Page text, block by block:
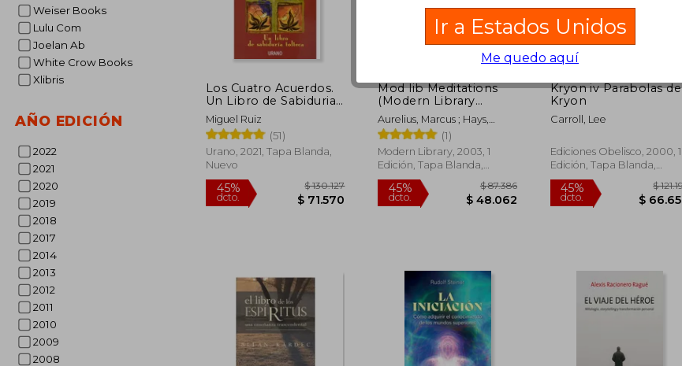
Weiser Books
Lulu Com
Joelan Ab
White Crow Books
Xlibris
AÑO EDICIÓN
2022
2021
2020
2019
2018
2017
2014
2013
2012
2011
2010
2009
2008
45%
dcto.
45%
dcto.
$ 123.588
$ 67.973
45%
dcto.
Los Cuatro Acuerdos.
Un Libro de Sabiduria
Tolteca
Miguel Ruiz
(51)
Urano, 2021, Tapa Blanda,
Nuevo
Mod lib Meditations
(Modern Library
Classics) (en Inglés)
Aurelius, Marcus ; Hays,
Gregory
(1)
Modern Library, 2003, 1
Edición, Tapa Blanda,
Nuevo
Kryon iv Parabolas de
Kryon
Carroll, Lee
Ediciones Obelisco, 2000, 1
Edición, Tapa Blanda,
Nuevo
Ir a Estados Unidos
Me quedo aquí